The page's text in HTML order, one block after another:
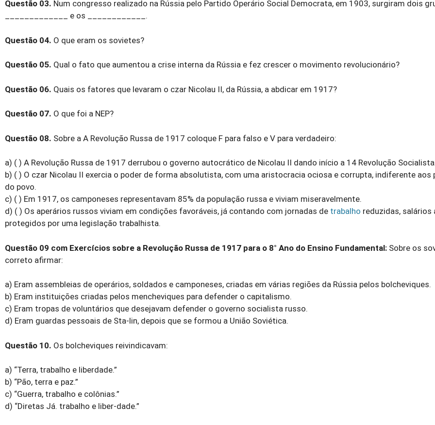
Questão 03. Num congresso realizado na Rússia pelo Partido Operário Social Democrata, em 1903, surgiram dois
_____________ e os ____________.
Questão 04. O que eram os sovietes?
Questão 05. Qual o fato que aumentou a crise interna da Rússia e fez crescer o movimento revolucionário?
Questão 06. Quais os fatores que levaram o czar Nicolau II, da Rússia, a abdicar em 1917?
Questão 07. O que foi a NEP?
Questão 08. Sobre a A Revolução Russa de 1917 coloque F para falso e V para verdadeiro:
a) ( ) A Revolução Russa de 1917 derrubou o governo autocrático de Nicolau II dando início a 14 Revolução
b) ( ) O czar Nicolau II exercia o poder de forma absolutista, com uma aristocracia ociosa e corrupta, indiferente aos
do povo.
c) ( ) Em 1917, os camponeses representavam 85% da população russa e viviam miseravelmente.
d) ( ) Os aperários russos viviam em condições favoráveis, já contando com jornadas de trabalho reduzidas, salários
protegidos por uma legislação trabalhista.
Questão 09 com Exercícios sobre a Revolução Russa de 1917 para o 8° Ano do Ensino Fundamental: Sobre os
correto afirmar:
a) Eram assembleias de operários, soldados e camponeses, criadas em várias regiões da Rússia pelos bolcheviques.
b) Eram instituições criadas pelos mencheviques para defender o capitalismo.
c) Eram tropas de voluntários que desejavam defender o governo socialista russo.
d) Eram guardas pessoais de Sta-lin, depois que se formou a União Soviética.
Questão 10. Os bolcheviques reivindicavam:
a) “Terra, trabalho e liberdade.”
b) “Pão, terra e paz.”
c) “Guerra, trabalho e colônias.”
d) “Diretas Já. trabalho e liber-dade.”